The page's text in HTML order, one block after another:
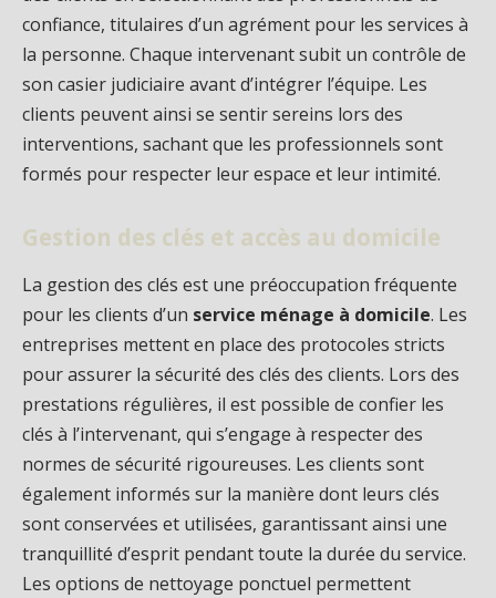
confiance, titulaires d’un agrément pour les services à
la personne. Chaque intervenant subit un contrôle de
son casier judiciaire avant d’intégrer l’équipe. Les
clients peuvent ainsi se sentir sereins lors des
interventions, sachant que les professionnels sont
formés pour respecter leur espace et leur intimité.
Gestion des clés et accès au domicile
La gestion des clés est une préoccupation fréquente
pour les clients d’un service ménage à domicile. Les
entreprises mettent en place des protocoles stricts
pour assurer la sécurité des clés des clients. Lors des
prestations régulières, il est possible de confier les
clés à l’intervenant, qui s’engage à respecter des
normes de sécurité rigoureuses. Les clients sont
également informés sur la manière dont leurs clés
sont conservées et utilisées, garantissant ainsi une
tranquillité d’esprit pendant toute la durée du service.
Les options de nettoyage ponctuel permettent